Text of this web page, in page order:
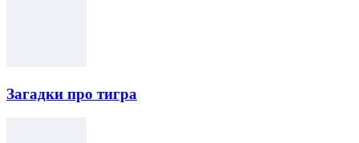
Загадки про тигра